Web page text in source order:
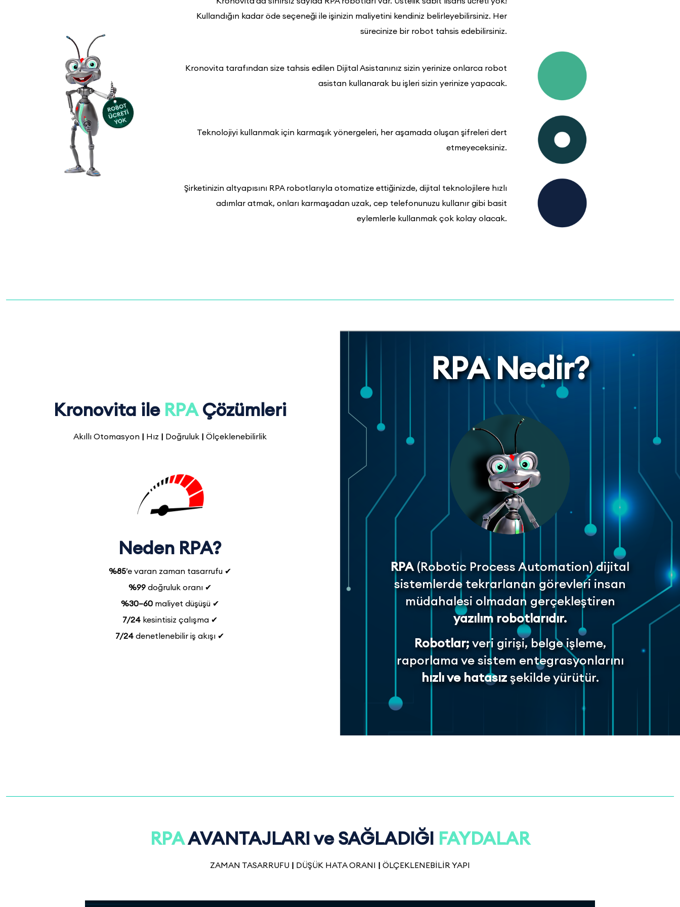
Kullandığın kadar öde seçeneği ile işinizin maliyetini kendiniz belirleyebilirsiniz. Her
sürecinize bir robot tahsis edebilirsiniz.
Kronovita tarafından size tahsis edilen Dijital Asistanınız sizin yerinize onlarca robot
asistan kullanarak bu işleri sizin yerinize yapacak.
Teknolojiyi kullanmak için karmaşık yönergeleri, her aşamada oluşan şifreleri dert
etmeyeceksiniz.
Şirketinizin altyapısını RPA robotlarıyla otomatize ettiğinizde, dijital teknolojilere hızlı
adımlar atmak, onları karmaşadan uzak, cep telefonunuzu kullanır gibi basit
eylemlerle kullanmak çok kolay olacak.
Kronovita ile RPA Çözümleri
Akıllı Otomasyon | Hız | Doğruluk | Ölçeklenebilirlik
NedenRPA?
%85’e varan zaman tasarrufu ✔
%99doğruluk oranı ✔
%30–60maliyet düşüşü ✔
7/24kesintisiz çalışma ✔
7/24 denetlenebilir iş akışı ✔
RPA Nedir?
RPA(Robotic Process Automation) dijital
sistemlerde tekrarlanan görevleri insan
müdahalesi olmadan gerçekleştiren
yazılım robotlarıdır.
Robotlar; veri girişi, belge işleme,
raporlama ve sistem entegrasyonlarını
hızlı ve hatasızşekilde yürütür.
RPAAVANTAJLARI ve SAĞLADIĞI FAYDALAR
ZAMAN TASARRUFU | DÜŞÜK HATA ORANI | ÖLÇEKLENEBİLİR YAPI